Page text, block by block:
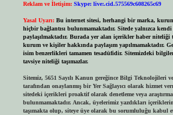
Reklam ve İletişim: Skype: live:.cid.575569c608265c69
Yasal Uyarı: Bu internet sitesi, herhangi bir marka,
hiçbir bağlantısı bulunmamaktadır. Sitede yalnızca kendi
paylaşılmaktadır. Burada yer alan içerikler haber niteliği
kurum ve kişiler hakkında paylaşım yapılmamaktadır.
isim benzerlikleri tamamen tesadüfidir. Sitemizdeki
tavsiye niteliği taşımazlar.
Sitemiz, 5651 Sayılı Kanun gereğince Bilgi Teknolojileri
tarafından onaylanmış bir Yer Sağlayıcı olarak hizmet
sitedeki içerikleri proaktif olarak denetleme veya
bulunmamaktadır. Ancak, üyelerimiz yazdıkları
taşımakta olup, siteye üye olarak bu sorumluluğu kabul